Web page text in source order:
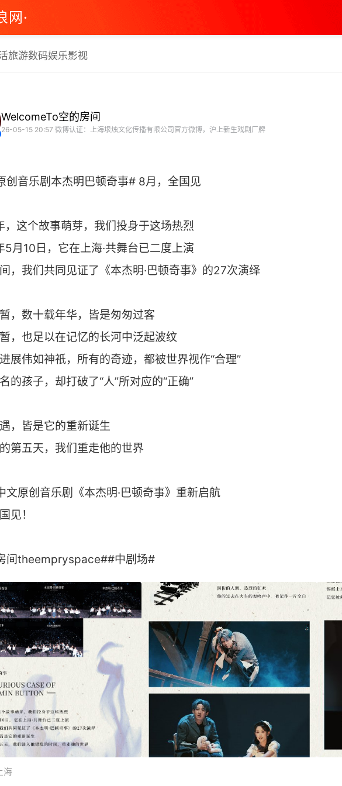
网·
旅游数码娱乐影视
WelcomeTo空的房间
26-05-15 20:57 微博认证：上海垠烛文化传播有限公司官方微博，沪上新生戏剧厂牌
创音乐剧本杰明巴顿奇事# 8月，全国见
这个故事萌芽，我们投身于这场热烈
月10日，它在上海·共舞台已二度上演
，我们共同见证了《本杰明·巴顿奇事》的27次演绎
，数十载年华，皆是匆匆过客
，也足以在记忆的长河中泛起波纹
展伟如神祇，所有的奇迹，都被世界视作“合理”
的孩子，却打破了“人”所对应的“正确”
，皆是它的重新诞生
第五天，我们重走他的世界
文原创音乐剧《本杰明·巴顿奇事》重新启航
见！
间theempryspace##中剧场#
海